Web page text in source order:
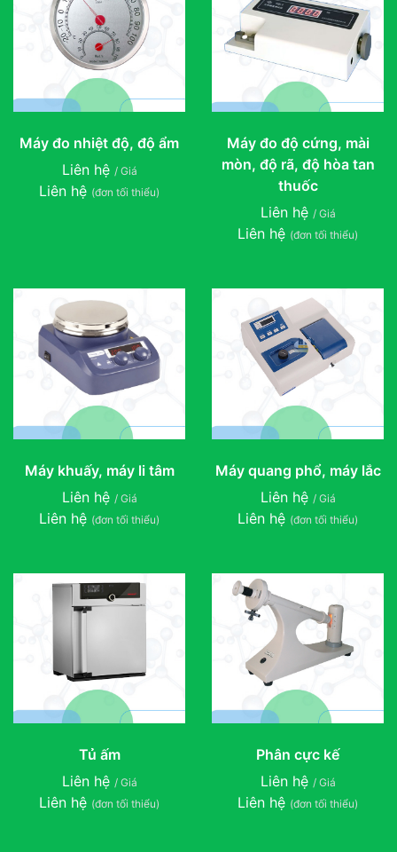
Máy đo nhiệt độ, độ ẩm
Liên hệ / Giá
Liên hệ (đơn tối thiểu)
Máy đo độ cứng, mài
mòn, độ rã, độ hòa tan
thuốc
Liên hệ / Giá
Liên hệ (đơn tối thiểu)
Máy khuấy, máy li tâm
Liên hệ / Giá
Liên hệ (đơn tối thiểu)
Máy quang phổ, máy lắc
Liên hệ / Giá
Liên hệ (đơn tối thiểu)
Tủ ấm
Liên hệ / Giá
Liên hệ (đơn tối thiểu)
Phân cực kế
Liên hệ / Giá
Liên hệ (đơn tối thiểu)